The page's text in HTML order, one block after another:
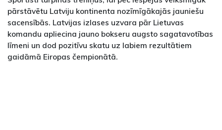
pārstāvētu Latviju kontinenta nozīmīgākajās jauniešu
sacensībās. Latvijas izlases uzvara pār Lietuvas
komandu apliecina jauno bokseru augsto sagatavotības
līmeni un dod pozitīvu skatu uz labiem rezultātiem
gaidāmā Eiropas čempionātā.